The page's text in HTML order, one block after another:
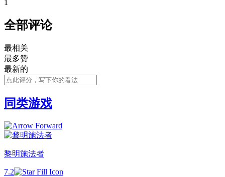
1
全部评论
最相关
最多赞
最新的
同类游戏
黎明施法者
7.2